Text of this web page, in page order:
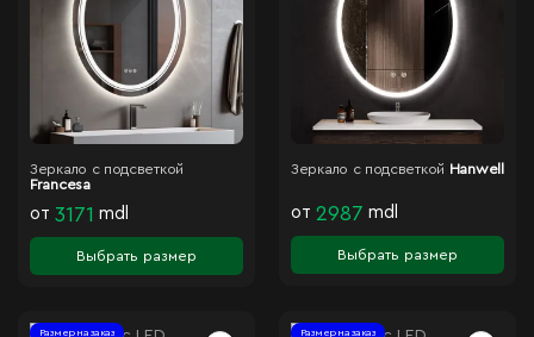
Зеркало с подсветкой
Francesa
от 3171 mdl
Выбрать размер
Зеркало с подсветкой Hanwell
от 2987 mdl
Выбрать размер
Размер на заказ Размер на заказ